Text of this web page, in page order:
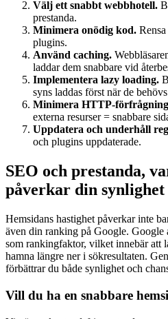
Välj ett snabbt webbhotell.
prestanda.
Minimera onödig kod.
plugins.
Använd caching.
laddar dem snabbare vid
Implementera lazy loading.
syns laddas först när de
Minimera HTTP-
externa resurser = snabbare
Uppdatera och underhåll
och plugins uppdaterade.
SEO och prestanda,
påverkar din synlighet
Hemsidans hastighet påverkar inte
även din ranking på Google. Google
som rankingfaktor, vilket innebär att
hamna längre ner i sökresultaten.
förbättrar du både synlighet och
Vill du ha en snabbare